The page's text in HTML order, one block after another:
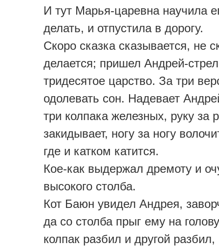
И тут Марья-царевна научила
делать, и отпустила в дорогу.
Скоро сказка сказывается, не
делается; пришел Андрей-
тридесятое царство. За три
одолевать сон. Надевает
три колпака железных, руку за
закидывает, ногу за ногу
где и катком катится.
Кое-как выдержал дремоту и
высокого столба.
Кот Баюн увидел Андрея,
да со столба прыг ему на
колпак разбил и другой